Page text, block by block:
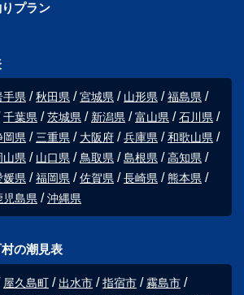
プラン
手県 秋田県 宮城県 山形県
福島県
千葉県 茨城県 新潟県 富山県
石川県
岡県 三重県 大阪府 兵庫県
和歌山県
山県 山口県 鳥取県 島根県
高知県
媛県 福岡県 佐賀県 長崎県
熊本県
児島県 沖縄県
の潮見表
屋久島町 出水市 指宿市
霧島市